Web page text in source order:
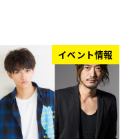
イベント情報